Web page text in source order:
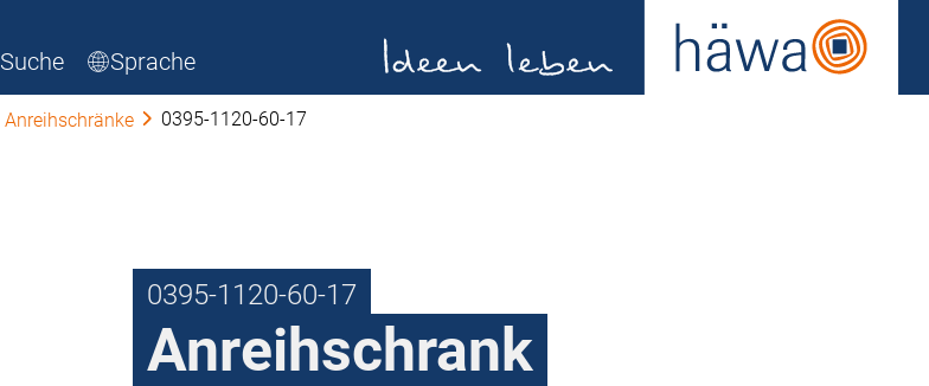
Suche Sprache
Anreihschränke 0395-1120-60-17
0395-1120-60-17
Anreihschrank